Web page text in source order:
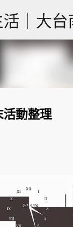
｜大
動整理